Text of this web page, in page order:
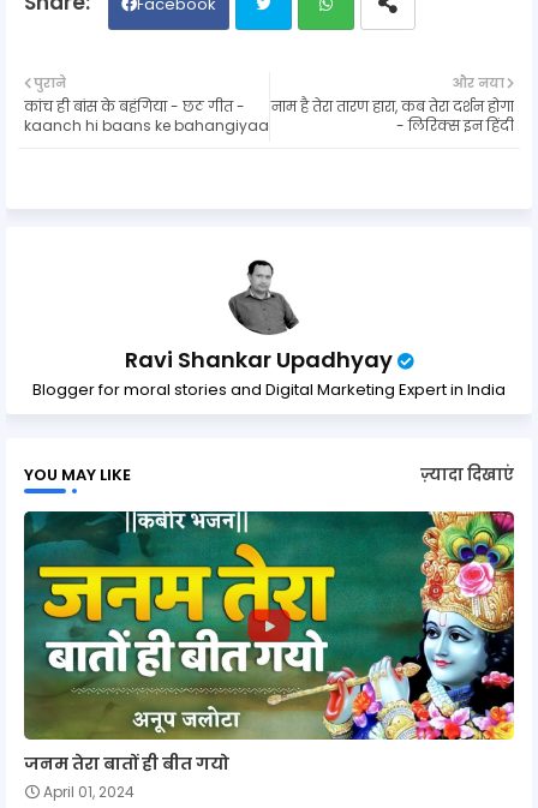
ter ats
और नया
नाम है तेरा तारण हारा, कब तेरा दर्शन होगा
- लिरिक्स इन हिंदी
पुराने
कांच ही बांस के बहंगिया - छठ गीत -
kaanch hi baans ke bahangiyaa
Ravi Shankar Upadhyay
Blogger for moral stories and Digital Marketing Expert in India
YOU MAY LIKE ज़्यादा दिखाएं
जनम तेरा बातों ही बीत गयो
April 01, 2024